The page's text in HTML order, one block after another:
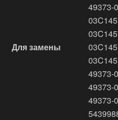
Для замены
49373-
49373-
49373-
49373-